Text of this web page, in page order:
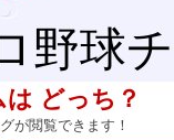
野球
どっち？
が閲覧できます！